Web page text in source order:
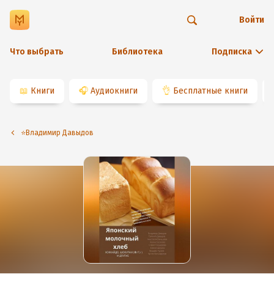
Что выбрать Библиотека Подписка
Войти
📖 Книги 🎧 Аудиокниги 👌 Бесплатные книги
⭐️Владимир Давыдов